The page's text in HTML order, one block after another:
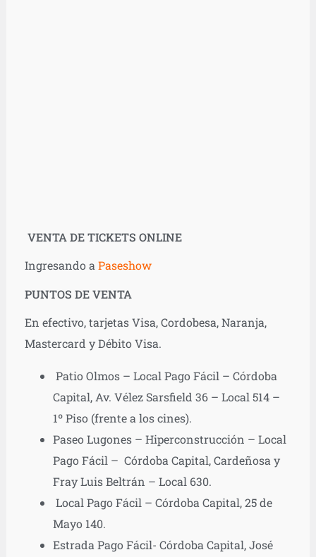
VENTA DE TICKETS ONLINE
Ingresando a Paseshow
PUNTOS DE VENTA
En efectivo, tarjetas Visa, Cordobesa, Naranja,
Mastercard y Débito Visa.
Patio Olmos – Local Pago Fácil – Córdoba
Capital, Av. Vélez Sarsfield 36 – Local 514 –
1º Piso (frente a los cines).
Paseo Lugones – Hiperconstrucción – Local
Pago Fácil – Córdoba Capital, Cardeñosa y
Fray Luis Beltrán – Local 630.
Local Pago Fácil – Córdoba Capital, 25 de
Mayo 140.
Estrada Pago Fácil- Córdoba Capital, José